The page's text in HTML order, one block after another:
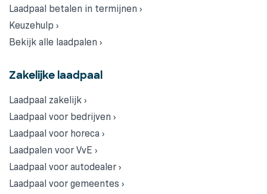
Laadpaal betalen in termijnen ›
Keuzehulp ›
Bekijk alle laadpalen ›
Zakelijke laadpaal
Laadpaal zakelijk ›
Laadpaal voor bedrijven ›
Laadpaal voor horeca ›
Laadpalen voor VvE ›
Laadpaal voor autodealer ›
Laadpaal voor gemeentes ›